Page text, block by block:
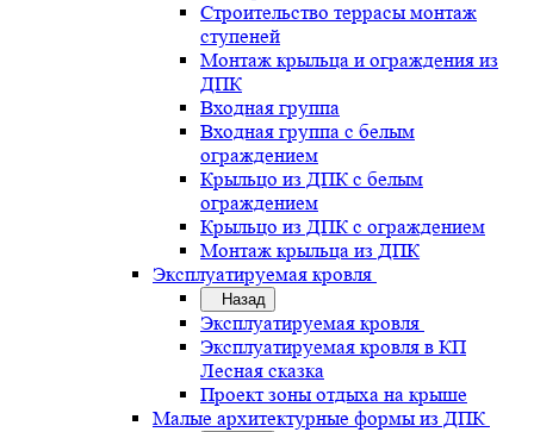
Строительство террасы монтаж
ступеней
Монтаж крыльца и ограждения из
ДПК
Входная группа
Входная группа с белым
ограждением
Крыльцо из ДПК с белым
ограждением
Крыльцо из ДПК с ограждением
Монтаж крыльца из ДПК
Эксплуатируемая кровля
Назад
Эксплуатируемая кровля
Эксплуатируемая кровля в КП
Лесная сказка
Проект зоны отдыха на крыше
Малые архитектурные формы из ДПК